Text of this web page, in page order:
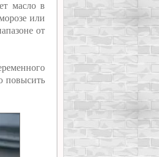
масло в
или
от
повысить